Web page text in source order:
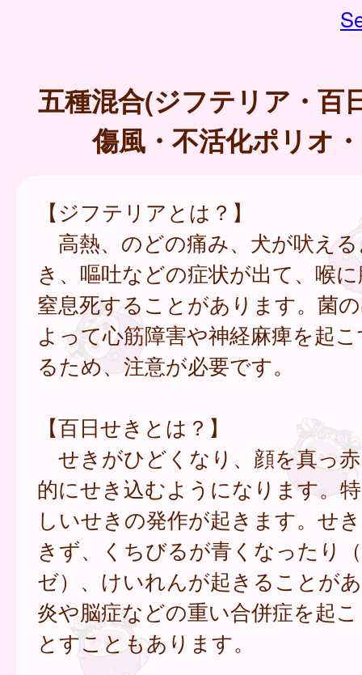
五種混合(ジフテリア・百
傷風・不活化ポリオ
【ジフテリアとは？】
高熱、のどの痛み、犬が吠え
き、嘔吐などの症状が出て、喉
窒息死することがあります。菌
よって心筋障害や神経麻痺を起
るため、注意が必要です。
【百日せきとは？】
せきがひどくなり、顔を真っ
的にせき込むようになります。
しいせきの発作が起きます。せ
きず、くちびるが青くなったり
ゼ）、けいれんが起きることが
炎や脳症などの重い合併症を起
とすこともあります。